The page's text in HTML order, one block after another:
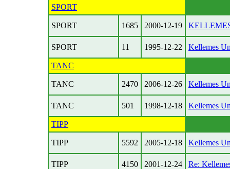
SPORT
SPORT 1685 2000-12-19
SPORT 11 1995-12-22 Kellemes
TANC
TANC 2470 2006-12-26 Kellemes
TANC 501 1998-12-18 Kellemes
TIPP
TIPP 5592 2005-12-18 Kellemes
TIPP 4150 2001-12-24 Re: